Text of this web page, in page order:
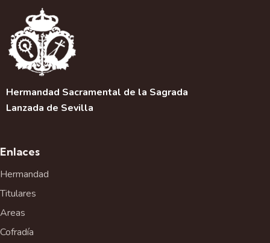
a
c
i
ó
n
d
e
v
n
t
Hermandad Sacramental de la Sagrada
Lanzada de Sevilla
Enlaces
Hermandad
Titulares
Areas
Cofradía